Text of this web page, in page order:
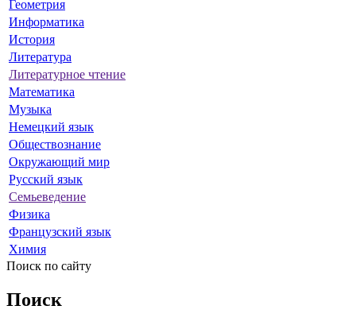
Геометрия
Информатика
История
Литература
Литературное чтение
Математика
Музыка
Немецкий язык
Обществознание
Окружающий мир
Русский язык
Семьеведение
Физика
Французский язык
Химия
Поиск по сайту
Поиск